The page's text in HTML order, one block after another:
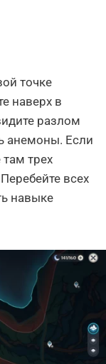
точке
наверх в
разлом
анемоны. Если
трех
всех
навыке